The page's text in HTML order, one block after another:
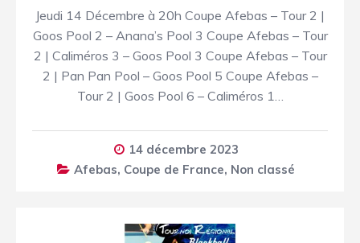
Jeudi 14 Décembre à 20h Coupe Afebas – Tour 2 |
Goos Pool 2 – Anana’s Pool 3 Coupe Afebas – Tour
2 | Caliméros 3 – Goos Pool 3 Coupe Afebas – Tour
2 | Pan Pan Pool – Goos Pool 5 Coupe Afebas –
Tour 2 | Goos Pool 6 – Caliméros 1…
14 décembre 2023
Afebas, Coupe de France, Non classé